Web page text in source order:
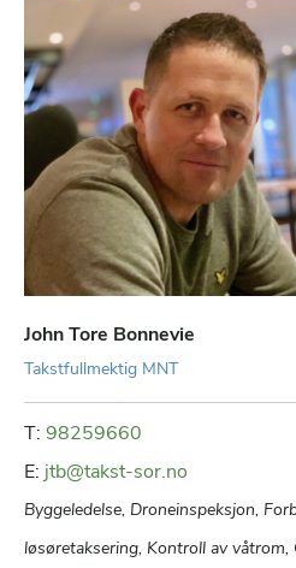
John Tore Bonnevie
Takstfullmektig MNT
T: 98259660
E: jtb@takst-sor.no
Byggeledelse, Droneinspeksjon,
løsøretaksering, Kontroll av våtrom,